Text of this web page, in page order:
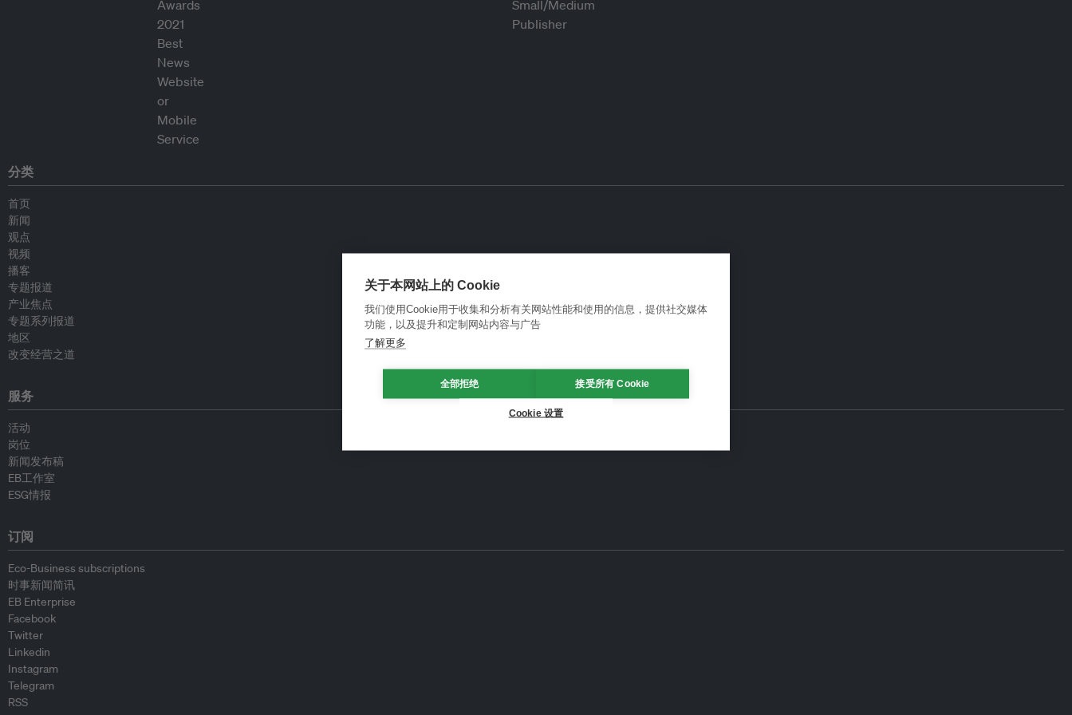
分类
首页
新闻
观点
视频
播客
专题报道
产业焦点
专题系列报道
地区
改变经营之道
服务
活动
岗位
新闻发布稿
EB工作室
ESG情报
订阅
Eco-Business subscriptions
时事新闻简讯
EB Enterprise
Facebook
Twitter
Linkedin
Instagram
Telegram
RSS
关于本网站上的 Cookie
我们使用Cookie用于收集和分析有关网站性能和使用的信息，提供社交媒体
功能，以及提升和定制网站内容与广告
了解更多
全部拒绝 接受所有 Cookie
Cookie 设置